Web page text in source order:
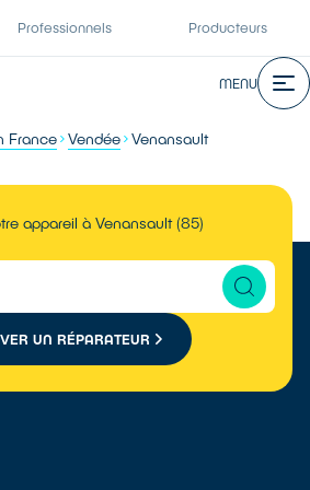
Professionnels Producteurs
MENU
France Vendée Venansault
appareil à Venansault (85)
UN RÉPARATEUR